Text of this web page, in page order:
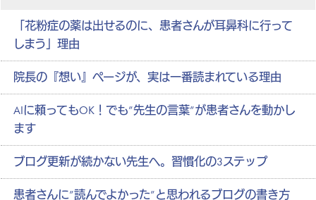
「花粉症の薬は出せるのに、患者さんが耳鼻科に行って
しまう」理由
院長の『想い』ページが、実は一番読まれている理由
AIに頼ってもOK！でも”先生の言葉”が患者さんを動かし
ます
ブログ更新が続かない先生へ。習慣化の3ステップ
患者さんに”読んでよかった”と思われるブログの書き方